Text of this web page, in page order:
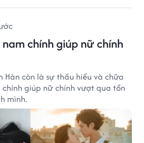
chính giúp nữ chính
Hàn còn là sự thấu hiểu và chữa
chính giúp nữ chính vượt qua tổn
mình.